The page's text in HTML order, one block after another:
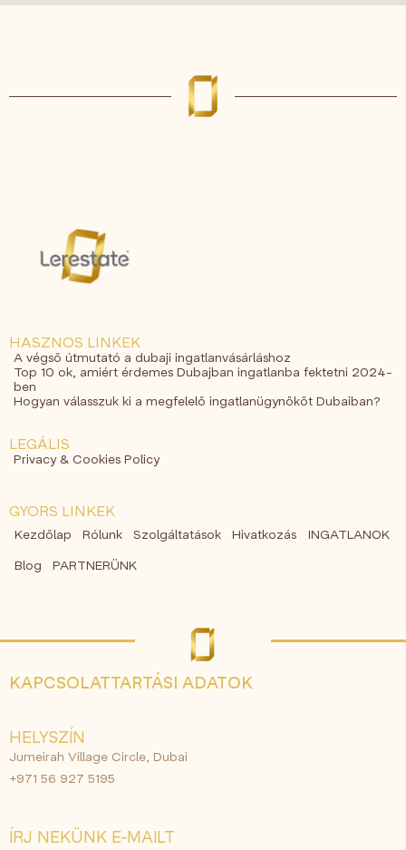
HASZNOS LINKEK
A végső útmutató a dubaji ingatlanvásárláshoz
Top 10 ok, amiért érdemes Dubajban ingatlanba fektetni 2024-
ben
Hogyan válasszuk ki a megfelelő ingatlanügynököt Dubaiban?
LEGÁLIS
Privacy & Cookies Policy
GYORS LINKEK
Kezdőlap Rólunk Szolgáltatások Hivatkozás
INGATLANOK
Blog
PARTNERÜNK
KAPCSOLATTARTÁSI ADATOK
HELYSZÍN
Jumeirah Village Circle, Dubai
+971 56 927 5195
ÍRJ NEKÜNK E-MAILT